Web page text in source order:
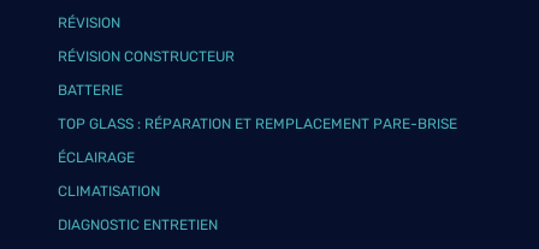
RÉVISION
RÉVISION CONSTRUCTEUR
BATTERIE
TOP GLASS : RÉPARATION ET REMPLACEMENT PARE-BRISE
ÉCLAIRAGE
CLIMATISATION
DIAGNOSTIC ENTRETIEN